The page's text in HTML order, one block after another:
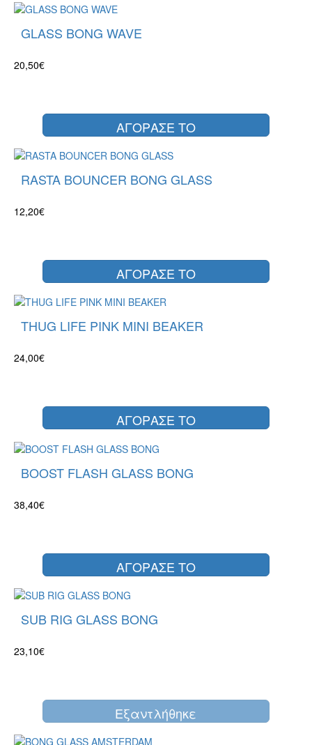
GLASS BONG WAVE
20,50€
ΑΓΟΡΑΣΕ ΤΟ
RASTA BOUNCER BONG GLASS
12,20€
ΑΓΟΡΑΣΕ ΤΟ
THUG LIFE PINK MINI BEAKER
24,00€
ΑΓΟΡΑΣΕ ΤΟ
BOOST FLASH GLASS BONG
38,40€
ΑΓΟΡΑΣΕ ΤΟ
SUB RIG GLASS BONG
23,10€
Eξαντλήθηκε